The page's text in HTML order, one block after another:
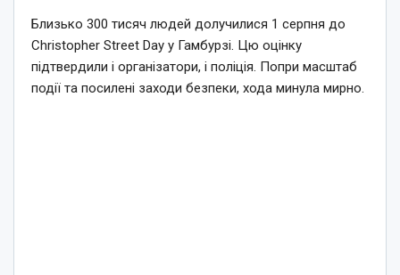
Близько 300 тисяч людей долучилися 1 серпня до
Christopher Street Day у Гамбурзі. Цю оцінку
підтвердили і організатори, і поліція. Попри масштаб
події та посилені заходи безпеки, хода минула мирно.